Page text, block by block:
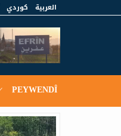
العربية كوردي
PEYWENDÎ